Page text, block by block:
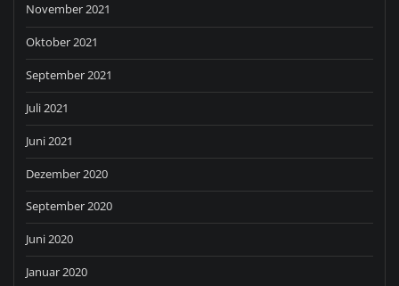
November 2021
Oktober 2021
September 2021
Juli 2021
Juni 2021
Dezember 2020
September 2020
Juni 2020
Januar 2020